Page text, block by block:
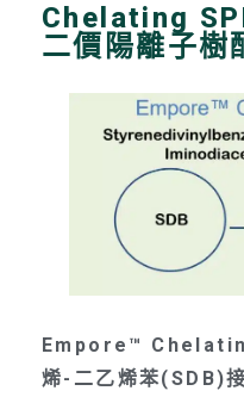
Chelating
二價陽離子樹
Empore™
烯-二乙烯苯(SDB)